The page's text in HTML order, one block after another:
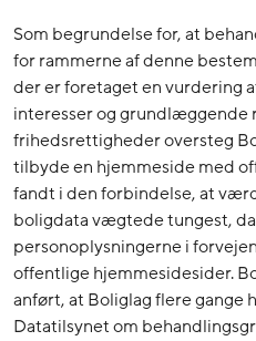
Som begrundelse for, at
for rammerne af denne
der er foretaget en vurdering
interesser og grundlæggende
frihedsrettigheder oversteg
tilbyde en hjemmeside med
fandt i den forbindelse, at
boligdata vægtede tungest,
personoplysningerne i
offentlige hjemmesidesider.
anført, at Boliglag flere gange
Datatilsynet om